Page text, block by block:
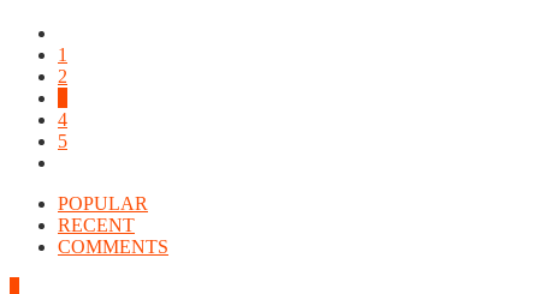
1
2
4
5
POPULAR
RECENT
COMMENTS